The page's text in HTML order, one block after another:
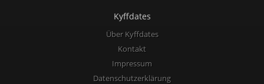
Kyffdates
Über Kyffdates
Kontakt
Impressum
Datenschutzerklärung